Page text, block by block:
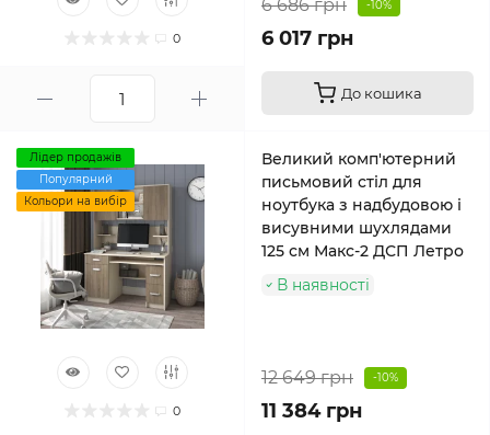
0
6 686 грн -10%
6 017 грн
До кошика
Лідер продажів
Популярний
Кольори на вибір
0
Великий комп'ютерний
письмовий стіл для
ноутбука з надбудовою і
висувними шухлядами
125 см Макс-2 ДСП Летро
В наявності
12 649 грн -10%
11 384 грн